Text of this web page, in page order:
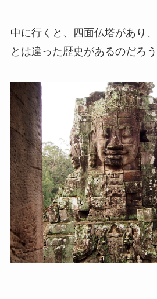
中に行くと、四面仏塔があり、
とは違った歴史があるのだろう